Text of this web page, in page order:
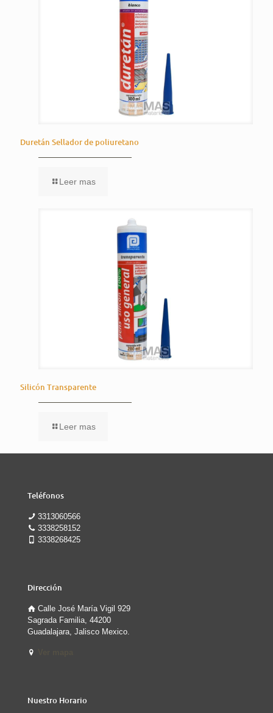
Duretán Sellador de poliuretano
Leer mas
Silicón Transparente
Leer mas
Teléfonos
3313060566
3338258152
3338268425
Dirección
Calle José María Vigil 929
Sagrada Familia, 44200
Guadalajara, Jalisco Mexico.
Nuestro Horario